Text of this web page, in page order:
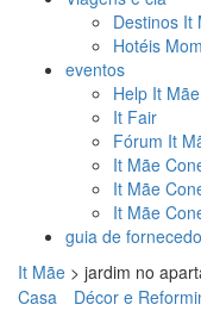
Destinos It
Hotéis
eventos
Help It Mãe
It Fair
Fórum It
It Mãe
It Mãe
It Mãe
guia de
It Mãe > jardim no
Casa
Décor e